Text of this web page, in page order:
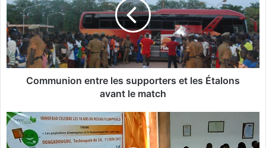
m
u
n
i
o
n
r
e
l
Communion entre les supporters et les Étalons
avant le match
M
l